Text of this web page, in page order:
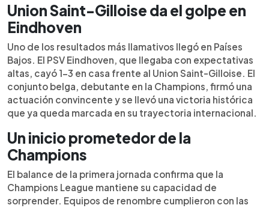
Union Saint-Gilloise da el golpe en
Eindhoven
Uno de los resultados más llamativos llegó en Países
Bajos. El PSV Eindhoven, que llegaba con expectativas
altas, cayó 1-3 en casa frente al Union Saint-Gilloise. El
conjunto belga, debutante en la Champions, firmó una
actuación convincente y se llevó una victoria histórica
que ya queda marcada en su trayectoria internacional.
Un inicio prometedor de la
Champions
El balance de la primera jornada confirma que la
Champions League mantiene su capacidad de
sorprender. Equipos de renombre cumplieron con las